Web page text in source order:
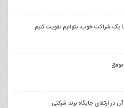
یک شراکت خوب، بتوانیم تقویت کنیم
در ارتقای جایگاه برند شرکتی